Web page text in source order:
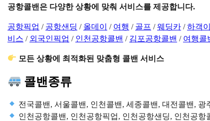
공항콜밴은 다양한 상황에 맞춰 서비스를 제공합니다.
공항픽업 / 공항샌딩 / 올데이 / 여행 / 골프 /웨딩카 /하객
비스 / 외국인픽업 / 인천공항콜밴 / 김포공항콜밴 / 여행콜
모든 상황에 최적화된 맞춤형 콜밴 서비스
콜밴종류
전국콜밴, 서울콜밴, 인천콜밴, 세종콜밴, 대전콜밴, 광
인천공항콜밴, 인천공항픽업, 인천공항샌딩, 인천공